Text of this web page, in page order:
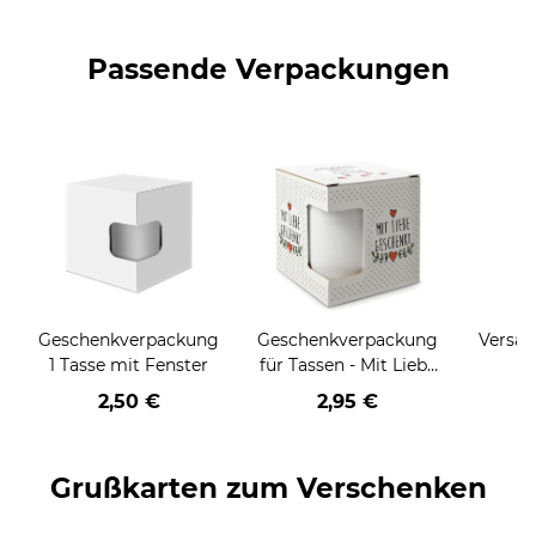
Passende Verpackungen
Geschenkverpackung
1 Tasse mit Fenster
2,50 €
Geschenkverpackung
für Tassen - Mit Liebe
geschenkt
2,95 €
Grußkarten zum Verschenken